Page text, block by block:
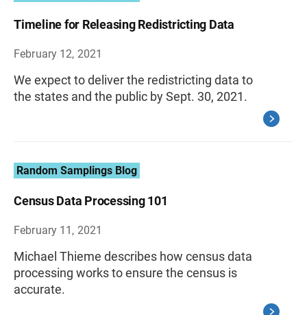
Timeline for Releasing Redistricting Data
February 12, 2021
We expect to deliver the redistricting data to
the states and the public by Sept. 30, 2021.
Random Samplings Blog
Census Data Processing 101
February 11, 2021
Michael Thieme describes how census data
processing works to ensure the census is
accurate.